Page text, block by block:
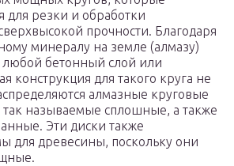
для резки и обработки
прочности. Благодаря
минералу на земле (алмазу)
любой бетонный слой или
конструкция для такого круга не
алмазные круговые
называемые сплошные, а также
Эти диски также
для древесины, поскольку они